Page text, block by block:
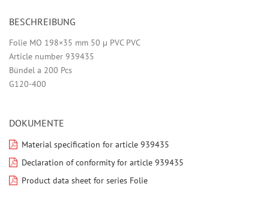
BESCHREIBUNG
Folie MO 198×35 mm 50 µ PVC PVC
Article number 939435
Bündel a 200 Pcs
G120-400
DOKUMENTE
Material specification for article 939435
Declaration of conformity for article 939435
Product data sheet for series Folie